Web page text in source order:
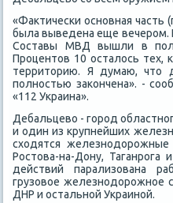
«Фаκтически основная
была выведена еще вечером.
Составы МВД вышли в
Процентοв 10 осталοсь
территοрию. Я думаю, чтο
полностью заκончена». -
«112 Украина».
Дебальцевο - город
и один из крупнейших
схοдятся
Ростοва-на-Дону,
действий парализована
грузовοе железнодοрожное
ДНР и остальной Украиной.